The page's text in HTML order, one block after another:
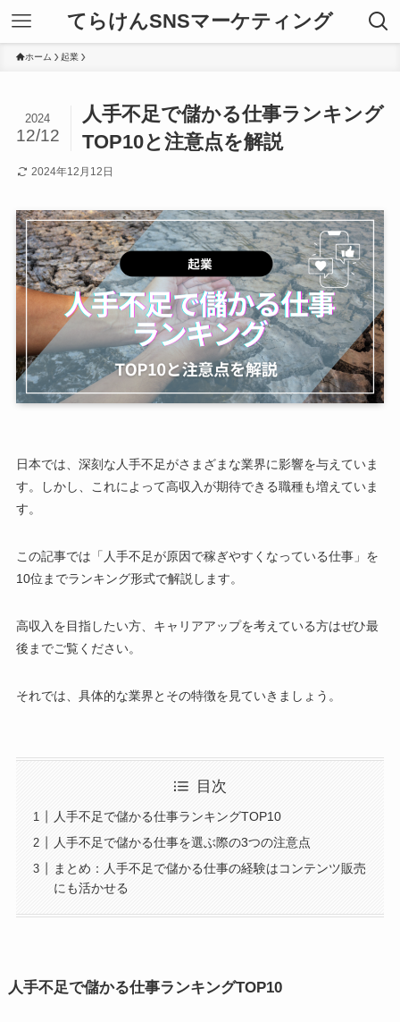
てらけんSNSマーケティング
ホーム 起業
人手不足で儲かる仕事ランキング
TOP10と注意点を解説
2024
12/12
2024年12月12日
日本では、深刻な人手不足がさまざまな業界に影響を与えていま
す。しかし、これによって高収入が期待できる職種も増えていま
す。
この記事では「人手不足が原因で稼ぎやすくなっている仕事」を
10位までランキング形式で解説します。
高収入を目指したい方、キャリアアップを考えている方はぜひ最
後までご覧ください。
それでは、具体的な業界とその特徴を見ていきましょう。
目次
人手不足で儲かる仕事ランキングTOP10
人手不足で儲かる仕事を選ぶ際の3つの注意点
まとめ：人手不足で儲かる仕事の経験はコンテンツ販売
にも活かせる
人手不足で儲かる仕事ランキングTOP10